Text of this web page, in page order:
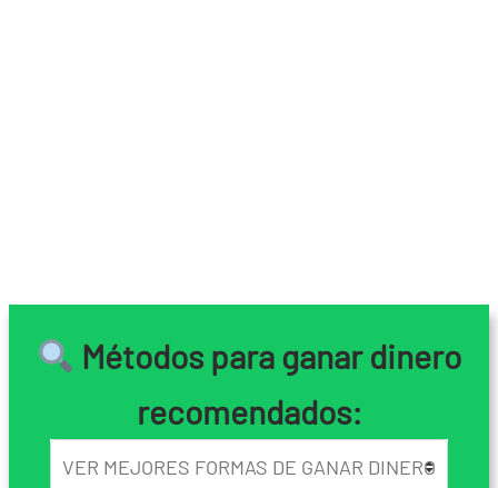
Métodos para ganar dinero
recomendados: